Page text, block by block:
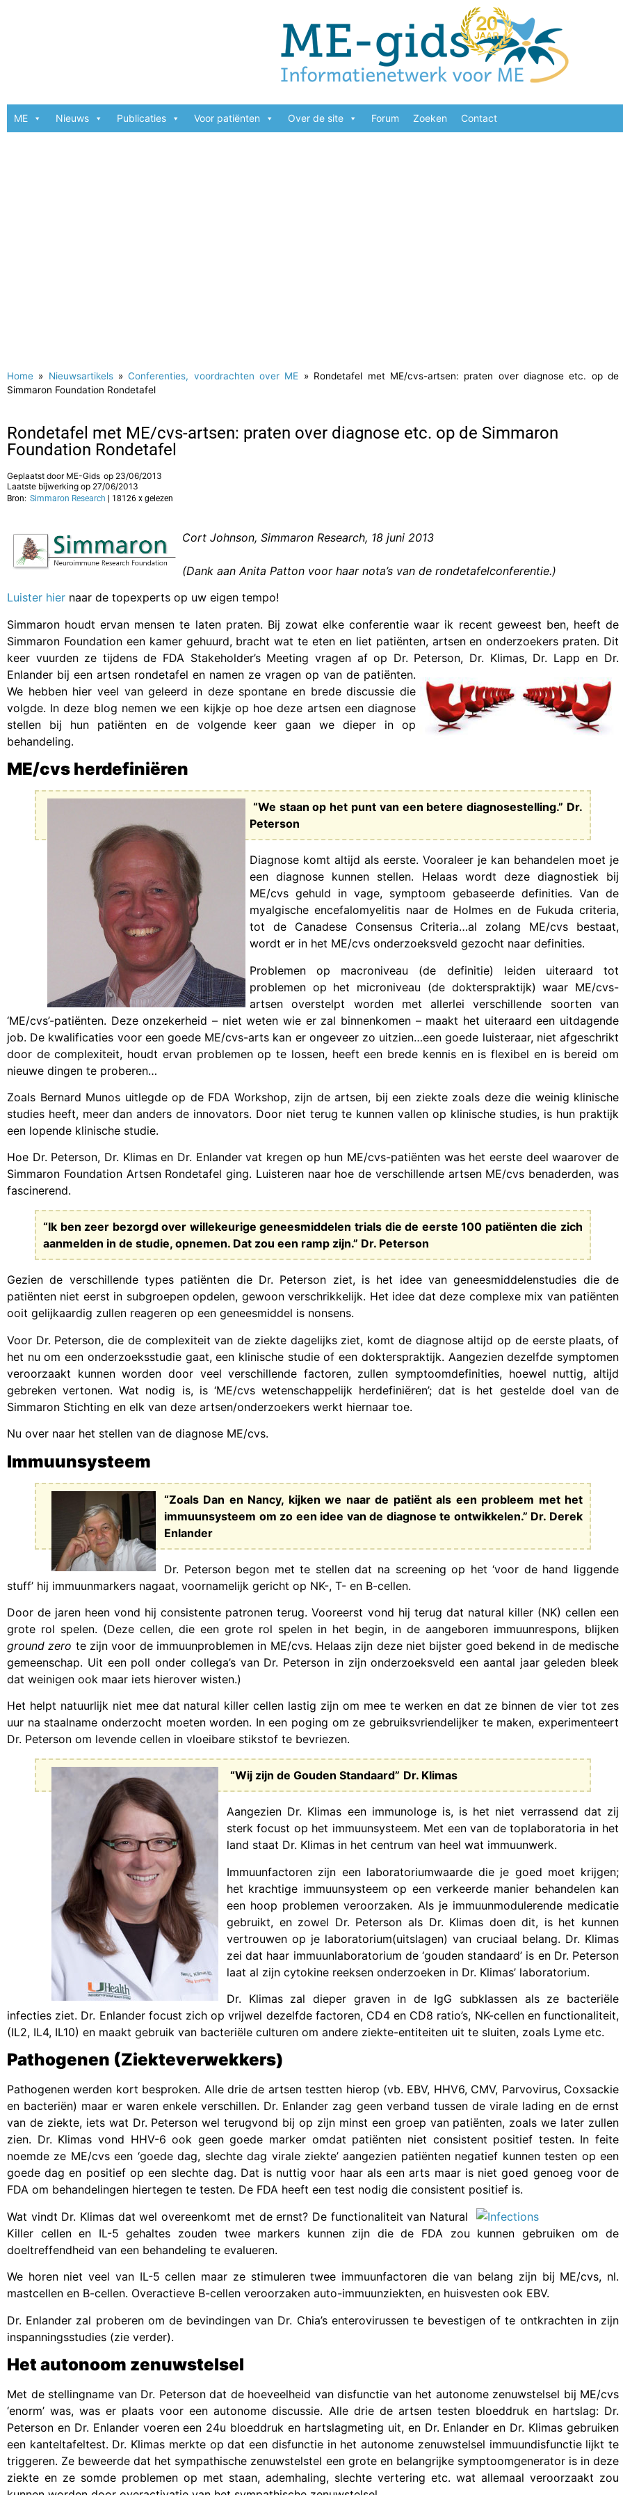
ME Nieuws Publicaties Voor patiënten Over de site Forum Zoeken Contact
Home » Nieuwsartikels»Conferenties, voordrachten over ME » Rondetafel met ME/cvs-artsen: praten over diagnose etc. op de
Simmaron Foundation Rondetafel
Rondetafel met ME/cvs-artsen: praten over diagnose etc. op de Simmaron
Foundation Rondetafel
Geplaatst door ME-Gids op 23/06/2013
Laatste bijwerking op 27/06/2013
Bron: Simmaron Research | 18126 x gelezen
Cort Johnson, Simmaron Research, 18 juni 2013
(Dank aan Anita Patton voor haar nota’s van de rondetafelconferentie.)
Luister hier naar de topexperts op uw eigen tempo!
Simmaron houdt ervan mensen te laten praten. Bij zowat elke conferentie waar ik recent geweest ben, heeft de
Simmaron Foundation een kamer gehuurd, bracht wat te eten en liet patiënten, artsen en onderzoekers praten. Dit
keer vuurden ze tijdens de FDA Stakeholder’s Meeting vragen af op Dr. Peterson, Dr. Klimas, Dr. Lapp en Dr.
Enlander bij een artsen rondetafel en namen ze vragen op van de patiënten.
We hebben hier veel van geleerd in deze spontane en brede discussie die
volgde. In deze blog nemen we een kijkje op hoe deze artsen een diagnose
stellen bij hun patiënten en de volgende keer gaan we dieper in op
behandeling.
ME/cvs herdefiniëren
“We staan op het punt van een betere diagnosestelling.” Dr.
Peterson
Diagnose komt altijd als eerste. Vooraleer je kan behandelen moet je
een diagnose kunnen stellen. Helaas wordt deze diagnostiek bij
ME/cvs gehuld in vage, symptoom gebaseerde definities. Van de
myalgische encefalomyelitis naar de Holmes en de Fukuda criteria,
tot de Canadese Consensus Criteria…al zolang ME/cvs bestaat,
wordt er in het ME/cvs onderzoeksveld gezocht naar definities.
Problemen op macroniveau (de definitie) leiden uiteraard tot
problemen op het microniveau (de dokterspraktijk) waar ME/cvs-
artsen overstelpt worden met allerlei verschillende soorten van
‘ME/cvs’-patiënten. Deze onzekerheid – niet weten wie er zal binnenkomen – maakt het uiteraard een uitdagende
job. De kwalificaties voor een goede ME/cvs-arts kan er ongeveer zo uitzien…een goede luisteraar, niet afgeschrikt
door de complexiteit, houdt ervan problemen op te lossen, heeft een brede kennis en is flexibel en is bereid om
nieuwe dingen te proberen…
Zoals Bernard Munos uitlegde op de FDA Workshop, zijn de artsen, bij een ziekte zoals deze die weinig klinische
studies heeft, meer dan anders de innovators. Door niet terug te kunnen vallen op klinische studies, is hun praktijk
een lopende klinische studie.
Hoe Dr. Peterson, Dr. Klimas en Dr. Enlander vat kregen op hun ME/cvs-patiënten was het eerste deel waarover de
Simmaron Foundation Artsen Rondetafel ging. Luisteren naar hoe de verschillende artsen ME/cvs benaderden, was
fascinerend.
“Ik ben zeer bezorgd over willekeurige geneesmiddelen trials die de eerste 100 patiënten die zich
aanmelden in de studie, opnemen. Dat zou een ramp zijn.” Dr. Peterson
Gezien de verschillende types patiënten die Dr. Peterson ziet, is het idee van geneesmiddelenstudies die de
patiënten niet eerst in subgroepen opdelen, gewoon verschrikkelijk. Het idee dat deze complexe mix van patiënten
ooit gelijkaardig zullen reageren op een geneesmiddel is nonsens.
Voor Dr. Peterson, die de complexiteit van de ziekte dagelijks ziet, komt de diagnose altijd op de eerste plaats, of
het nu om een onderzoeksstudie gaat, een klinische studie of een dokterspraktijk. Aangezien dezelfde symptomen
veroorzaakt kunnen worden door veel verschillende factoren, zullen symptoomdefinities, hoewel nuttig, altijd
gebreken vertonen. Wat nodig is, is ‘ME/cvs wetenschappelijk herdefiniëren’; dat is het gestelde doel van de
Simmaron Stichting en elk van deze artsen/onderzoekers werkt hiernaar toe.
Nu over naar het stellen van de diagnose ME/cvs.
Immuunsysteem
“Zoals Dan en Nancy, kijken we naar de patiënt als een probleem met het
immuunsysteem om zo een idee van de diagnose te ontwikkelen.” Dr. Derek
Enlander
Dr. Peterson begon met te stellen dat na screening op het ‘voor de hand liggende
stuff’ hij immuunmarkers nagaat, voornamelijk gericht op NK-, T- en B-cellen.
Door de jaren heen vond hij consistente patronen terug. Vooreerst vond hij terug dat natural killer (NK) cellen een
grote rol spelen. (Deze cellen, die een grote rol spelen in het begin, in de aangeboren immuunrespons, blijken
ground zero te zijn voor de immuunproblemen in ME/cvs. Helaas zijn deze niet bijster goed bekend in de medische
gemeenschap. Uit een poll onder collega’s van Dr. Peterson in zijn onderzoeksveld een aantal jaar geleden bleek
dat weinigen ook maar iets hierover wisten.)
Het helpt natuurlijk niet mee dat natural killer cellen lastig zijn om mee te werken en dat ze binnen de vier tot zes
uur na staalname onderzocht moeten worden. In een poging om ze gebruiksvriendelijker te maken, experimenteert
Dr. Peterson om levende cellen in vloeibare stikstof te bevriezen.
“Wij zijn de Gouden Standaard” Dr. Klimas
Aangezien Dr. Klimas een immunologe is, is het niet verrassend dat zij
sterk focust op het immuunsysteem. Met een van de toplaboratoria in het
land staat Dr. Klimas in het centrum van heel wat immuunwerk.
Immuunfactoren zijn een laboratoriumwaarde die je goed moet krijgen;
het krachtige immuunsysteem op een verkeerde manier behandelen kan
een hoop problemen veroorzaken. Als je immuunmodulerende medicatie
gebruikt, en zowel Dr. Peterson als Dr. Klimas doen dit, is het kunnen
vertrouwen op je laboratorium(uitslagen) van cruciaal belang. Dr. Klimas
zei dat haar immuunlaboratorium de ‘gouden standaard’ is en Dr. Peterson
laat al zijn cytokine reeksen onderzoeken in Dr. Klimas’ laboratorium.
Dr. Klimas zal dieper graven in de IgG subklassen als ze bacteriële
infecties ziet. Dr. Enlander focust zich op vrijwel dezelfde factoren, CD4 en CD8 ratio’s, NK-cellen en functionaliteit,
(IL2, IL4, IL10) en maakt gebruik van bacteriële culturen om andere ziekte-entiteiten uit te sluiten, zoals Lyme etc.
Pathogenen (Ziekteverwekkers)
Pathogenen werden kort besproken. Alle drie de artsen testten hierop (vb. EBV, HHV6, CMV, Parvovirus, Coxsackie
en bacteriën) maar er waren enkele verschillen. Dr. Enlander zag geen verband tussen de virale lading en de ernst
van de ziekte, iets wat Dr. Peterson wel terugvond bij op zijn minst een groep van patiënten, zoals we later zullen
zien. Dr. Klimas vond HHV-6 ook geen goede marker omdat patiënten niet consistent positief testen. In feite
noemde ze ME/cvs een ‘goede dag, slechte dag virale ziekte’ aangezien patiënten negatief kunnen testen op een
goede dag en positief op een slechte dag. Dat is nuttig voor haar als een arts maar is niet goed genoeg voor de
FDA om behandelingen hiertegen te testen. De FDA heeft een test nodig die consistent positief is.
Wat vindt Dr. Klimas dat wel overeenkomt met de ernst? De functionaliteit van Natural
Killer cellen en IL-5 gehaltes zouden twee markers kunnen zijn die de FDA zou kunnen gebruiken om de
doeltreffendheid van een behandeling te evalueren.
We horen niet veel van IL-5 cellen maar ze stimuleren twee immuunfactoren die van belang zijn bij ME/cvs, nl.
mastcellen en B-cellen. Overactieve B-cellen veroorzaken auto-immuunziekten, en huisvesten ook EBV.
Dr. Enlander zal proberen om de bevindingen van Dr. Chia’s enterovirussen te bevestigen of te ontkrachten in zijn
inspanningsstudies (zie verder).
Het autonoom zenuwstelsel
Met de stellingname van Dr. Peterson dat de hoeveelheid van disfunctie van het autonome zenuwstelsel bij ME/cvs
‘enorm’ was, was er plaats voor een autonome discussie. Alle drie de artsen testen bloeddruk en hartslag: Dr.
Peterson en Dr. Enlander voeren een 24u bloeddruk en hartslagmeting uit, en Dr. Enlander en Dr. Klimas gebruiken
een kanteltafeltest. Dr. Klimas merkte op dat een disfunctie in het autonome zenuwstelsel immuundisfunctie lijkt te
triggeren. Ze beweerde dat het sympathische zenuwstelstel een grote en belangrijke symptoomgenerator is in deze
ziekte en ze somde problemen op met staan, ademhaling, slechte vertering etc. wat allemaal veroorzaakt zou